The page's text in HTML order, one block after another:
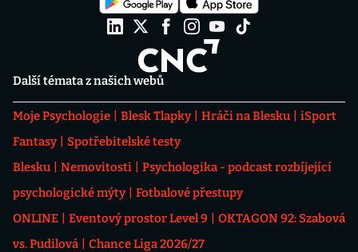
Další témata z našich webů
Moje Psychologie Blesk Tlapky Hráči na Blesku
iSport
Fantasy
Spotřebitelské testy
Blesku
Nemovitosti
Psychologika - podcast rozbíjející
psychologické mýty
Fotbalové přestupy
ONLINE
Eventový prostor Level 9
OKTAGON 92: Szabová
vs. Pudilová
Chance Liga 2026/27